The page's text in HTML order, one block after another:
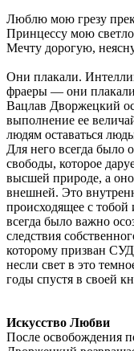
Люблю мою грезу
Принцессу мою
Мечту дорогую,
Они плакали.
фраеры — они
Вацлав Дворжецкий
выполнение ее
людям оставаться
Для него всегда было
свободы, которое
высшей природе, а
внешней. Это
происходящее с
всегда было важно
следствия
которому призван
несли свет в это
годы спустя в своей
Искусство Любви
После освобождения